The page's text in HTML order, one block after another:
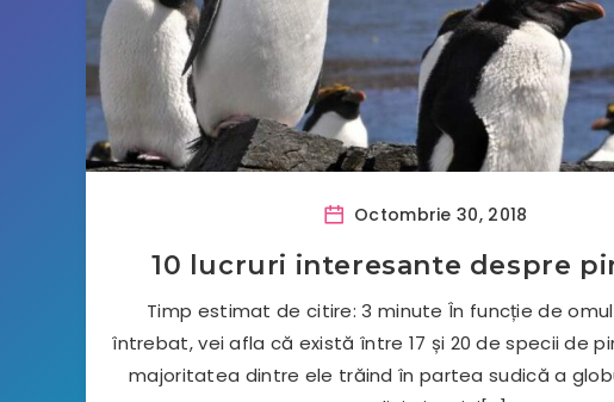
Octombrie 30, 2018
10 lucruri interesante despre
Timp estimat de citire: 3 minute În funcție de
întrebat, vei afla că există între 17 și 20 de specii de
majoritatea dintre ele trăind în partea sudică a